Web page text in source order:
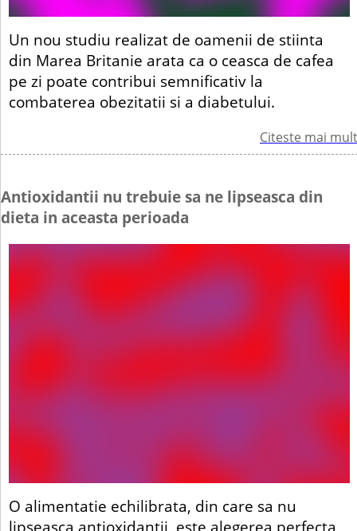
Un nou studiu realizat de oamenii de stiinta
din Marea Britanie arata ca o ceasca de cafea
pe zi poate contribui semnificativ la
combaterea obezitatii si a diabetului.
Citeste mai mult
Antioxidantii nu trebuie sa ne lipseasca din
dieta in aceasta perioada
O alimentatie echilibrata, din care sa nu
lipseasca antioxidantii, este alegerea perfecta